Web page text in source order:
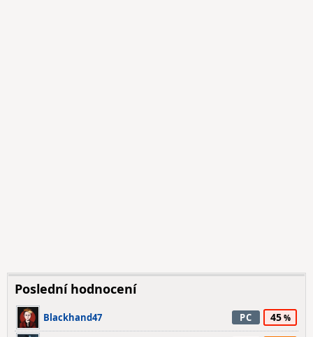
Poslední hodnocení
Blackhand47 PC 45